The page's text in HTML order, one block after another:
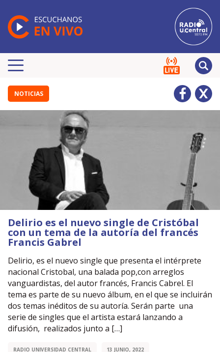
NOTICIAS
Delirio es el nuevo single de Cristóbal
con un tema de la autoría del francés
Francis Gabrel
Delirio, es el nuevo single que presenta el intérprete
nacional Cristobal, una balada pop,con arreglos
vanguardistas, del autor francés, Francis Cabrel. El
tema es parte de su nuevo álbum, en el que se incluirán
dos temas inéditos de su autoría. Serán parte una
serie de singles que el artista estará lanzando a
difusión, realizados junto a […]
RADIO UNIVERSIDAD CENTRAL 13 JUNIO, 2022